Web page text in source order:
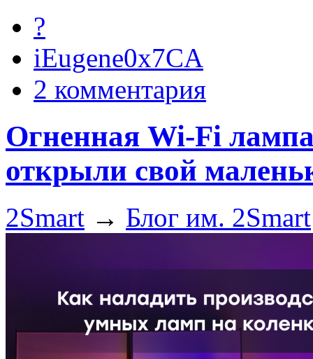
?
iEugene0x7CA
2 комментария
Огненная Wi-Fi
открыли свой
2Smart → Блог им. 2Smart